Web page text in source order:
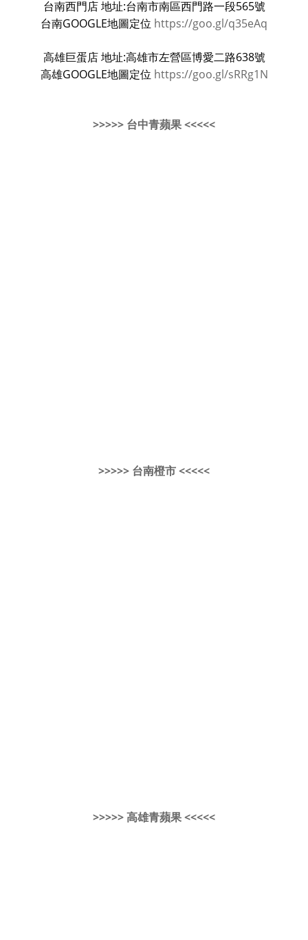
台南西門店 地址:台南市南區西門路一段565號
台南GOOGLE地圖定位 https://goo.gl/q35eAq
高雄巨蛋店 地址:高雄市左營區博愛二路638號
高雄GOOGLE地圖定位 https://goo.gl/sRRg1N
>>>>> 台中青蘋果 <<<<<
>>>>> 台南橙市 <<<<<
>>>>> 高雄青蘋果 <<<<<